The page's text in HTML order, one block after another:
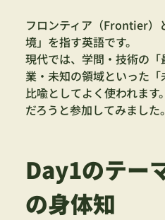
フロンティア（Frontier）
境」を指す英語です。
現代では、学問・技術の
業・未知の領域といった
比喩としてよく使われま
だろうと参加してみました。
Day1のテー
の身体知